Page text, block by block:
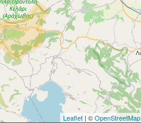
Leaflet| ©OpenStreetMap